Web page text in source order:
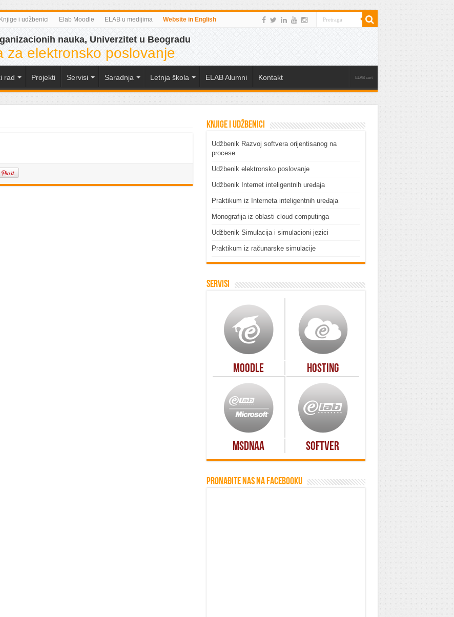
Knjige i udžbenici Elab Moodle ELAB u medijima Website in English
nauka, Univerzitet u Beogradu
za elektronsko poslovanje
rad Projekti Servisi Saradnja Letnja škola ELAB Alumni Kontakt ELAB cert
Knjige i udžbenici
Udžbenik Razvoj softvera orijentisanog na
procese
Udžbenik elektronsko poslovanje
Udžbenik Internet inteligentnih uređaja
Praktikum iz Interneta inteligentnih uređaja
Monografija iz oblasti cloud computinga
Udžbenik Simulacija i simulacioni jezici
Praktikum iz računarske simulacije
Servisi
Moodle Hosting
MSDNAA Softver
Pronađite nas na Facebooku